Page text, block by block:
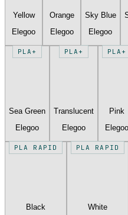
Yellow
Elegoo
Orange
Elegoo
Sky Blue
Elegoo
PLA+
Sea Green
Elegoo
PLA+
Translucent
Elegoo
PLA+
Pink
Elegoo
PLA RAPID
Black
PLA RAPID
White